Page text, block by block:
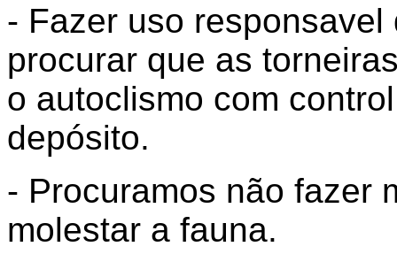
- Fazer uso
procurar que as
o autoclismo com
depósito.
- Procuramos não fazer
molestar a fauna.